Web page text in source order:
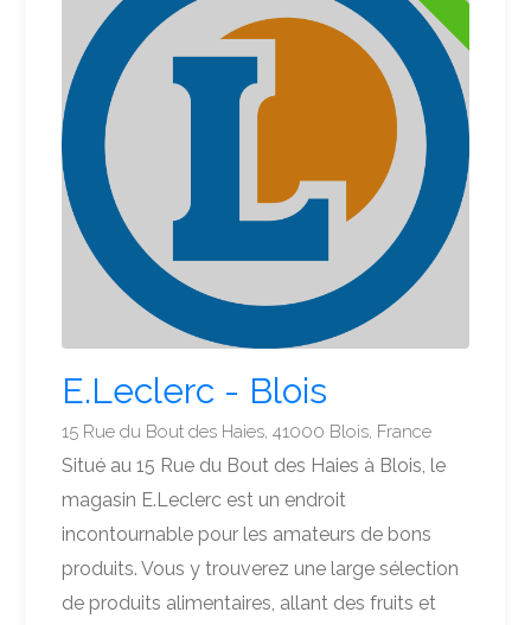
E.Leclerc - Blois
15 Rue du Bout des Haies, 41000 Blois, France
Situé au 15 Rue du Bout des Haies à Blois, le
magasin E.Leclerc est un endroit
incontournable pour les amateurs de bons
produits. Vous y trouverez une large sélection
de produits alimentaires, allant des fruits et